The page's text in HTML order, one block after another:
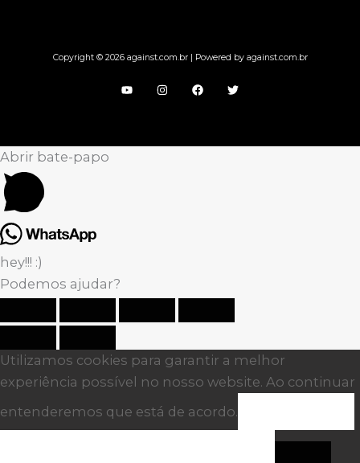
Copyright © 2026 against.com.br | Powered by against.com.br
Abrir bate-papo
hey!!! :)
Podemos ajudar?
Utilizamos cookies para garantir a melhor
experiência possível no nosso website. Ao continuar
entenderemos que está de acordo.